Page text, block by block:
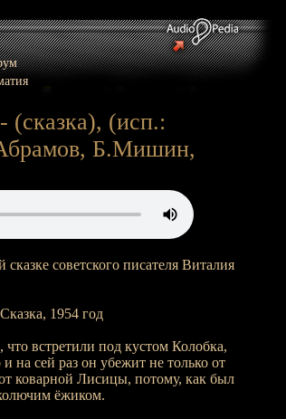
(исп.:
Б.Мишин,
советского писателя Виталия
1954 год
что встретили под кустом Колобка,
на сей раз он убежит не только от
коварной Лисицы, потому, как был
ёжиком.